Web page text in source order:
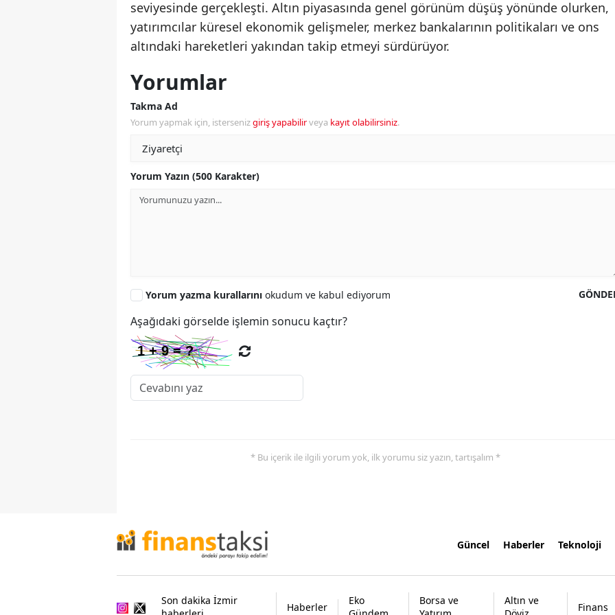
seviyesinde gerçekleşti. Altın piyasasında genel görünüm düşüş yönünde olurken,
yatırımcılar küresel ekonomik gelişmeler, merkez bankalarının politikaları ve ons
altındaki hareketleri yakından takip etmeyi sürdürüyor.
Yorumlar
Takma Ad
Yorum yapmak için, istersenizgiriş yapabilirveya kayıt olabilirsiniz.
Yorum Yazın (500 Karakter)
Yorum yazma kurallarını okudum ve kabul ediyorum
Aşağıdaki görselde işlemin sonucu kaçtır?
* Bu içerik ile ilgili yorum yok, ilk yorumu siz yazın, tartışalım *
Güncel Haberler Teknoloji
Son dakika İzmir
Haberler
Eko
Borsa ve
Altın ve
Finans